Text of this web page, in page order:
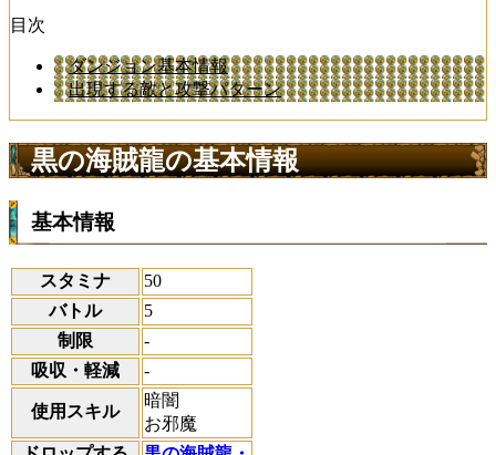
目次
ダンジョン基本情報
出現する敵と攻撃パターン
黒の海賊龍の基本情報
基本情報
スタミナ
50
バトル
5
制限
-
吸収・軽減
-
使用スキル
暗闇
お邪魔